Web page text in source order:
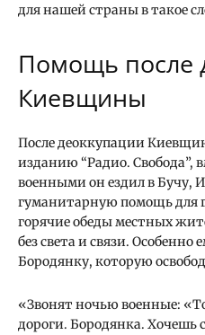
для нашей страны в такое
Помощь после
Киевщины
После деоккупации
изданию “Радио. Свобода”,
военными он ездил в Бучу,
гуманитарную помощь для
горячие обеды местных
без света и связи. Особенно
Бородянку, которую
«Звонят ночью военные:
дороги. Бородянка. Хочешь